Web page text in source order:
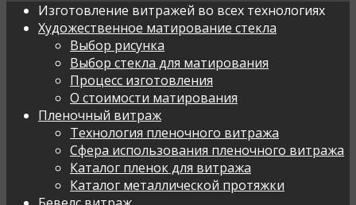
Изготовление витражей во всех технологиях
Художественное матирование стекла
Выбор рисунка
Выбор стекла для матирования
Процесс изготовления
О стоимости матирования
Пленочный витраж
Технология пленочного витража
Сфера использования пленочного витража
Каталог пленок для витража
Каталог металлической протяжки